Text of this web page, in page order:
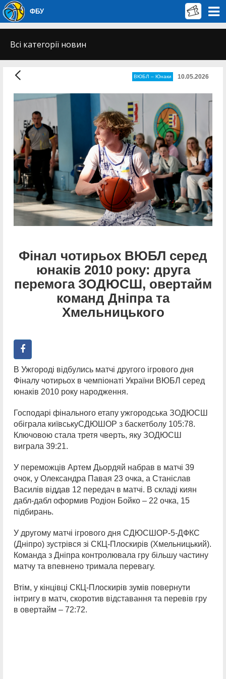
ФБУ
Всі категорії новин
ВЮБЛ – Юнаки 10.05.2026
Фінал чотирьох ВЮБЛ серед
юнаків 2010 року: друга
перемога ЗОДЮСШ, овертайм
команд Дніпра та
Хмельницького
В Ужгороді відбулись матчі другого ігрового дня
Фіналу чотирьох в чемпіонаті України ВЮБЛ серед
юнаків 2010 року народження.
Господарі фінального етапу ужгородська ЗОДЮСШ
обіграла київськуСДЮШОР з баскетболу 105:78.
Ключовою стала третя чверть, яку ЗОДЮСШ
виграла 39:21.
У переможців Артем Дьордяй набрав в матчі 39
очок, у Олександра Павая 23 очка, а Станіслав
Василів віддав 12 передач в матчі. В складі киян
дабл-дабл оформив Родіон Бойко – 22 очка, 15
підбирань.
У другому матчі ігрового дня СДЮСШОР-5-ДФКС
(Дніпро) зустрівся зі СКЦ-Плоскирів (Хмельницький).
Команда з Дніпра контролювала гру більшу частину
матчу та впевнено тримала перевагу.
Втім, у кінцівці СКЦ-Плоскирів зумів повернути
інтригу в матч, скоротив відставання та перевів гру
в овертайм – 72:72.